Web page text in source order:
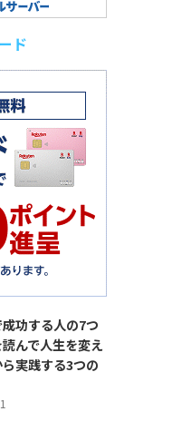
ド
成功する人の7つ
んで人生を変え
実践する3つの